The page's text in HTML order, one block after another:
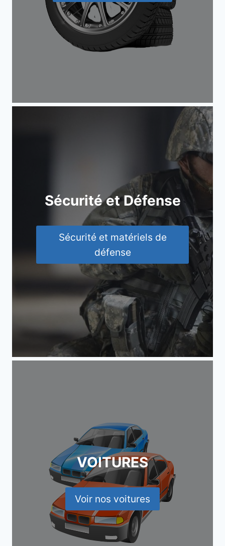
Sécurité et Défense
Sécurité et matériels de
défense
VOITURES
Voir nos voitures